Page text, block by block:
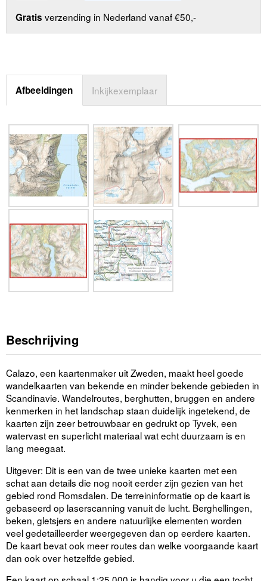
Gratis verzending in Nederland vanaf €50,-
Afbeeldingen Inkijkexemplaar
Beschrijving
Calazo, een kaartenmaker uit Zweden, maakt heel goede
wandelkaarten van bekende en minder bekende gebieden in
Scandinavie. Wandelroutes, berghutten, bruggen en andere
kenmerken in het landschap staan duidelijk ingetekend, de
kaarten zijn zeer betrouwbaar en gedrukt op Tyvek, een
watervast en superlicht materiaal wat echt duurzaam is en
lang meegaat.
Uitgever: Dit is een van de twee unieke kaarten met een
schat aan details die nog nooit eerder zijn gezien van het
gebied rond Romsdalen. De terreininformatie op de kaart is
gebaseerd op laserscanning vanuit de lucht. Berghellingen,
beken, gletsjers en andere natuurlijke elementen worden
veel gedetailleerder weergegeven dan op eerdere kaarten.
De kaart bevat ook meer routes dan welke voorgaande kaart
dan ook over hetzelfde gebied.